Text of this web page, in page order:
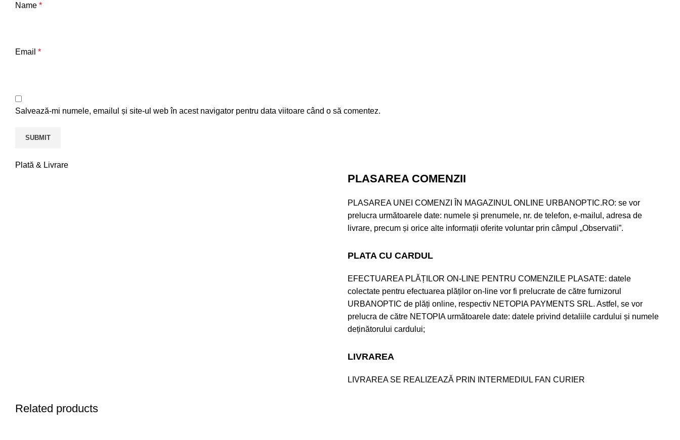
Name *
Email *
Salvează-mi numele, emailul și site-ul web în acest navigator pentru data viitoare când o să comentez.
Plată & Livrare
PLASAREA COMENZII
PLASAREA UNEI COMENZI ÎN MAGAZINUL ONLINE URBANOPTIC.RO: se vor
prelucra următoarele date: numele și prenumele, nr. de telefon, e-mailul, adresa de
livrare, precum și orice alte informații oferite voluntar prin câmpul „Observatii”.
PLATA CU CARDUL
EFECTUAREA PLĂȚILOR ON-LINE PENTRU COMENZILE PLASATE: datele
colectate pentru efectuarea plăților on-line vor fi prelucrate de către furnizorul
URBANOPTIC de plăți online, respectiv NETOPIA PAYMENTS SRL. Astfel, se vor
prelucra de către NETOPIA următoarele date: datele privind detaliile cardului și numele
deținătorului cardului;
LIVRAREA
LIVRAREA SE REALIZEAZĂ PRIN INTERMEDIUL FAN CURIER
Related products